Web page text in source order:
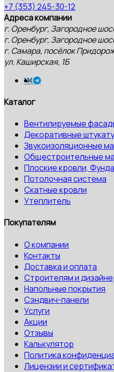
+7 (353) 245-30-12
Адреса компании
г. Оренбург, Загородное
г. Оренбург, Загородное
г. Самара, посёлок
ул. Каширская, 1Б
Каталог
Вентилируемые
Декоративные
Звукоизоляционные
Общестроительные
Плоские кровли,
Потолочная система
Скатные кровли
Утеплитель
Покупателям
О компании
Контакты
Доставка и оплата
Строителям и
Напольные покрытия
Сэндвич-панели
Услуги
Акции
Отзывы
Калькулятор
Политика
Лицензии и